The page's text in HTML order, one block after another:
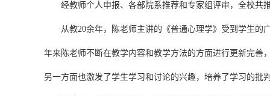
经教师个人申报、各部院系推荐和专家组评审，全校共
从教20余年，陈老师主讲的《普通心理学》受到学生的
年来陈老师不断在教学内容和教学方法的方面进行更新完
另一方面也激发了学生学习和讨论的兴趣，培养了学习的批